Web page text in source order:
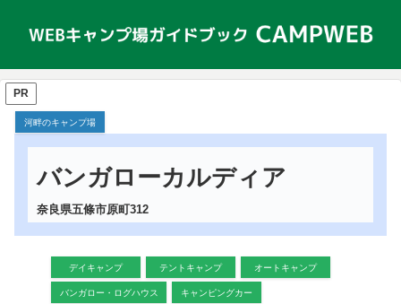
PR
河畔のキャンプ場
バンガローカルディア
奈良県五條市原町312
デイキャンプ テントキャンプ オートキャンプ
バンガロー・ログハウス キャンピングカー